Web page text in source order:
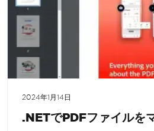
2024年1月14日
.NETでPDFファイルを